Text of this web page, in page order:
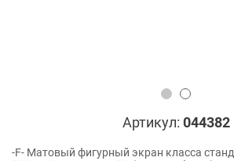
Артикул: 044382
-F- Матовый фигурный экран класса